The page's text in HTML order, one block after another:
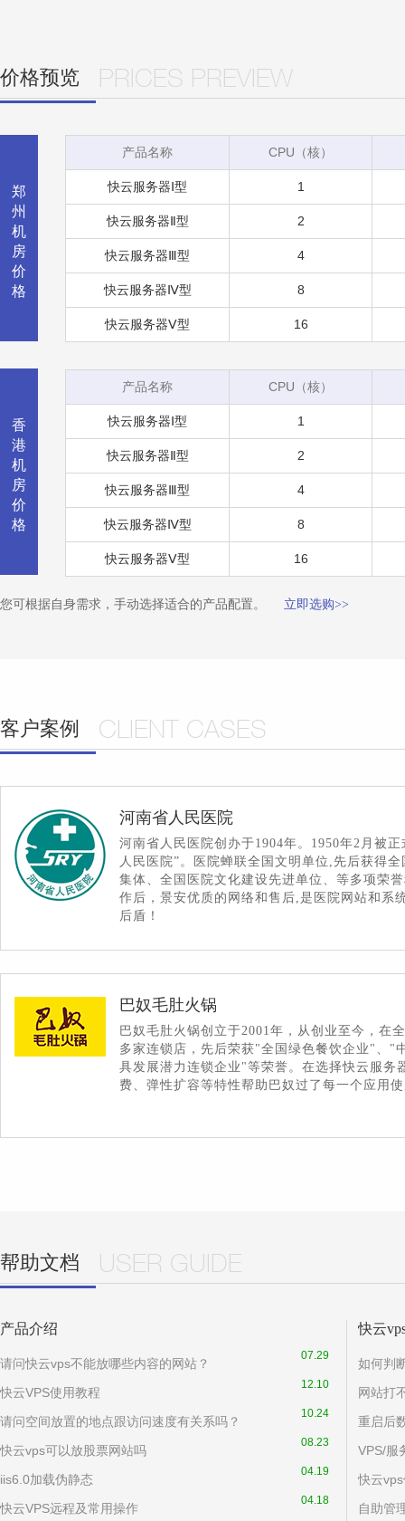
价格预览 PRICES PREVIEW
郑
州
机
房
价
格
香
港
机
房
价
格
产品名称 CPU（核）
快云服务器Ⅰ型 1
快云服务器Ⅱ型 2
快云服务器Ⅲ型 4
快云服务器Ⅳ型 8
快云服务器Ⅴ型 16
产品名称 CPU（核）
快云服务器Ⅰ型 1
快云服务器Ⅱ型 2
快云服务器Ⅲ型 4
快云服务器Ⅳ型 8
快云服务器Ⅴ型 16
您可根据自身需求，手动选择适合的产品配置。 立即选购>>
客户案例 CLIENT CASES
河南省人民医院
河南省人民医院创办于1904年。1950年2月被
人民医院”。医院蝉联全国文明单位,先后获得
集体、全国医院文化建设先进单位、等多项荣
作后，景安优质的网络和售后,是医院网站和系
后盾！
巴奴毛肚火锅
巴奴毛肚火锅创立于2001年，从创业至今，在
多家连锁店，先后荣获"全国绿色餐饮企业"、"
具发展潜力连锁企业"等荣誉。在选择快云服务
费、弹性扩容等特性帮助巴奴过了每一个应用
帮助文档 USER GUIDE
产品介绍
请问快云vps不能放哪些内容的网站？
07.29
快云VPS使用教程
12.10
请问空间放置的地点跟访问速度有关系吗？
10.24
快云vps可以放股票网站吗
08.23
iis6.0加载伪静态
04.19
快云VPS远程及常用操作
04.18
快云
如何判
网站打
重启后
VPS/服
快云
自助管